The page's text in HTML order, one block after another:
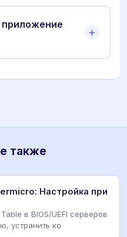
также
Настройка при
в BIOS/UEFI серверов
устранить ко